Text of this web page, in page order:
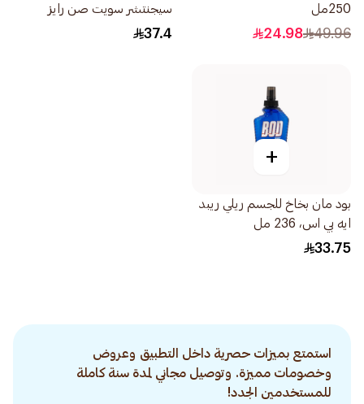
250مل
49.96
24.98
سيجنتشر سويت صن رايز
236مل
37.4
+
بود مان بخاخ للجسم ريلي ريبد
ايه بي اس، 236 مل
33.75
استمتع بميزات حصرية داخل التطبيق وعروض
وخصومات مميزة. وتوصيل مجاني لمدة سنة كاملة
للمستخدمين الجدد!